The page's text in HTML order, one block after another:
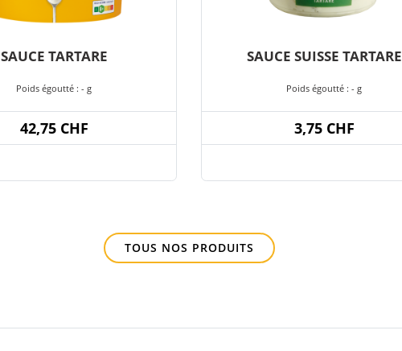
SAUCE TARTARE
Poids égoutté : - g
42,75 CHF
SAUCE SUISSE TARTARE
Poids égoutté : - g
3,75 CHF
TOUS NOS PRODUITS